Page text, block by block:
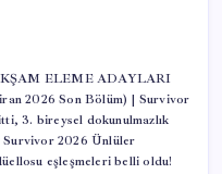
ELEME ADAYLARI
2026 Son Bölüm) | Survivor
3. bireysel dokunulmazlık
Survivor 2026 Ünlüler
eşleşmeleri belli oldu!